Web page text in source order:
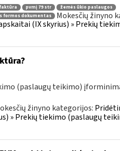
pvmį 79 str
žemės ūkio paslaugos
formos dokumentas
Mokesčių žinyno
(IX skyrius) » Prekių
(paslaugų teikimo)
žinyno kategorijos:
» Prekių tiekimo (paslaugų